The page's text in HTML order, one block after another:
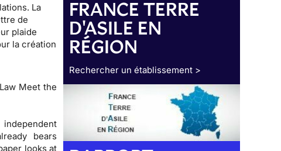
La
de
plaide
la création
Meet the
bears
looks at
FRANCE TERRE
D'ASILE EN
RÉGION
Rechercher un établissement >